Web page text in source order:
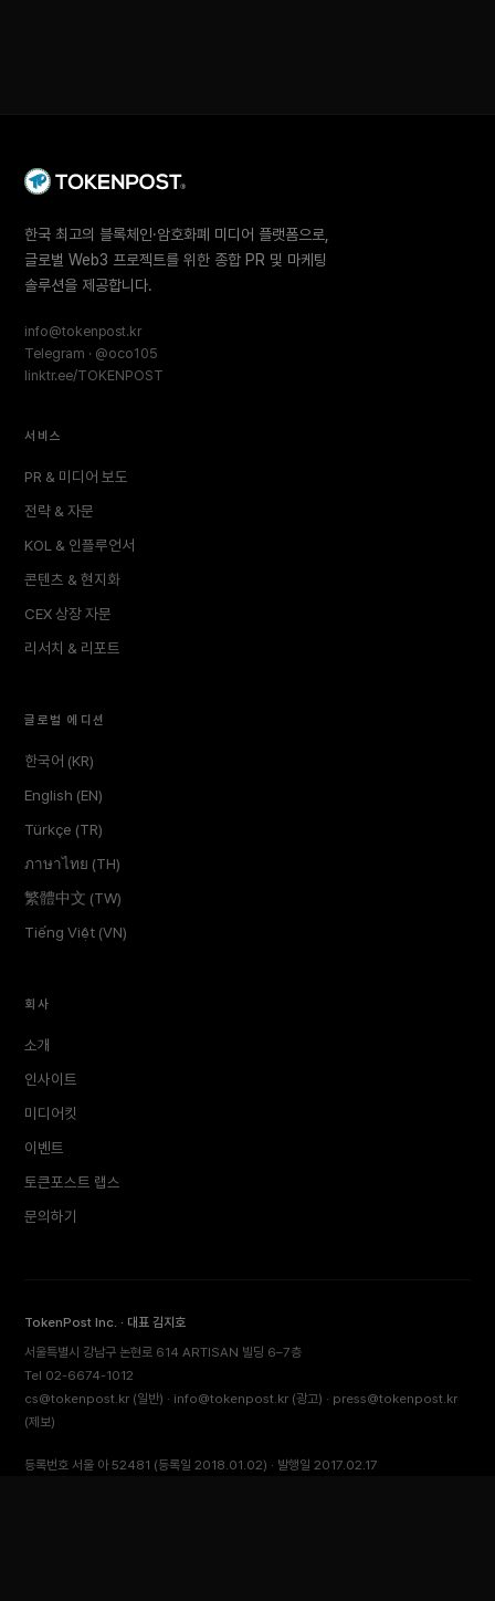
한국 최고의 블록체인·암호화폐 미디어 플랫폼으로,
글로벌 Web3 프로젝트를 위한 종합 PR 및 마케팅
솔루션을 제공합니다.
info@tokenpost.kr
Telegram · @oco105
linktr.ee/TOKENPOST
서비스
PR & 미디어 보도
전략 & 자문
KOL & 인플루언서
콘텐츠 & 현지화
CEX 상장 자문
리서치 & 리포트
글로벌 에디션
한국어 (KR)
English (EN)
Türkçe (TR)
ภาษาไทย (TH)
繁體中文 (TW)
Tiếng Việt (VN)
회사
소개
인사이트
미디어킷
이벤트
토큰포스트 랩스
문의하기
TokenPost Inc. · 대표 김지호
서울특별시 강남구 논현로 614 ARTISAN 빌딩 6–7층
Tel 02-6674-1012
cs@tokenpost.kr (일반) · info@tokenpost.kr (광고) · press@tokenpost.kr
(제보)
등록번호 서울 아 52481 (등록일 2018.01.02) · 발행일 2017.02.17